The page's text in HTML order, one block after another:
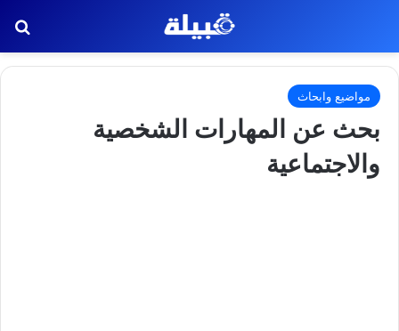
مواضيع وابحاث
بحث عن المهارات الشخصية
والاجتماعية